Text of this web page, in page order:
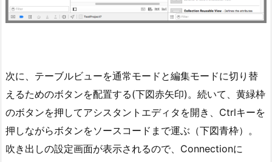
次に、テーブルビューを通常モードと編集モードに切り替
えるためのボタンを配置する(下図赤矢印)。続いて、黄緑枠
のボタンを押してアシスタントエディタを開き、Ctrlキーを
押しながらボタンをソースコードまで運ぶ（下図青枠）。
吹き出しの設定画面が表示されるので、Connectionに